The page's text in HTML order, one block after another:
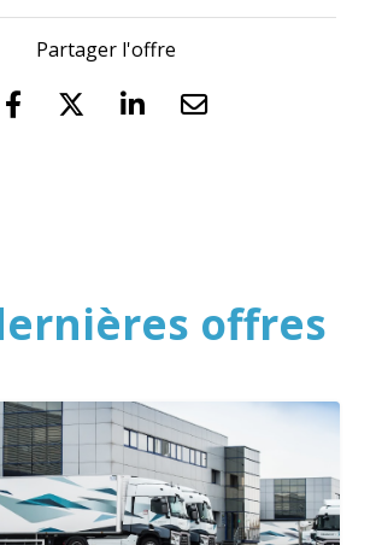
Partager l'offre
offres